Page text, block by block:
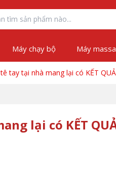
Máy chạy bộ Máy
tay tại nhà mang lại có KẾT
lại có KẾT